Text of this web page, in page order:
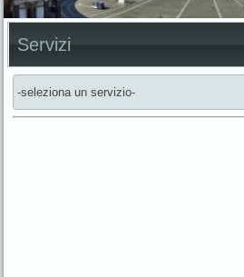
Servizi